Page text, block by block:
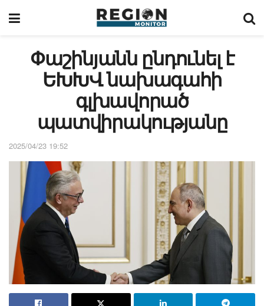
Փաշինյանն ընդունել է
ԵԽԽՎ նախագահի
գլխավորած
պատվիրակությանը
2025/04/23 19:52